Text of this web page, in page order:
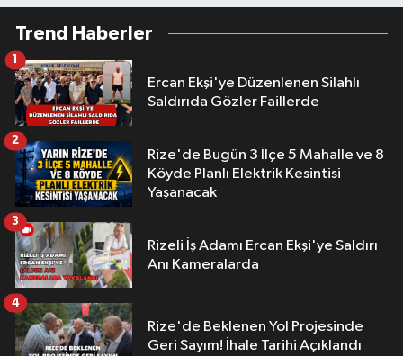
Trend Haberler
Ercan Ekşi'ye Düzenlenen Silahlı
Saldırıda Gözler Faillerde
1
Rize'de Bugün 3 İlçe 5 Mahalle ve 8
Köyde Planlı Elektrik Kesintisi
Yaşanacak
2
Rizeli İş Adamı Ercan Ekşi'ye Saldırı
Anı Kameralarda
3
Rize'de Beklenen Yol Projesinde
Geri Sayım! İhale Tarihi Açıklandı
4